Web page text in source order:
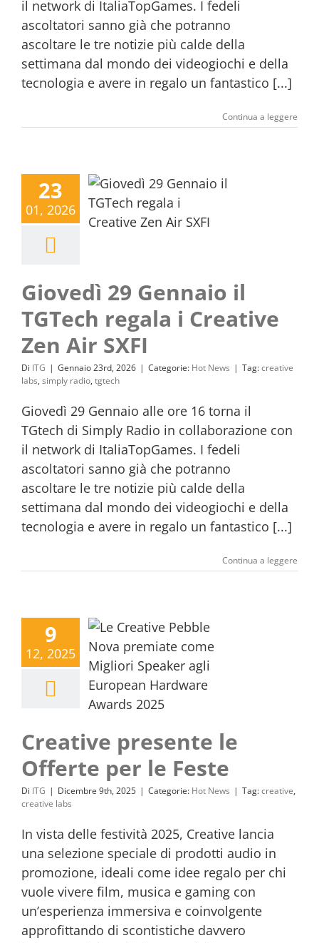
il network di ItaliaTopGames. I fedeli
ascoltatori sanno già che potranno
ascoltare le tre notizie più calde della
settimana dal mondo dei videogiochi e della
tecnologia e avere in regalo un fantastico [...]
Continua a leggere
23
01, 2026
Giovedì 29 Gennaio il
TGTech regala i Creative
Zen Air SXFI
Di ITG | Gennaio 23rd, 2026 | Categorie: Hot News | Tag:creative
labs, simply radio, tgtech
Giovedì 29 Gennaio alle ore 16 torna il
TGtech di Simply Radio in collaborazione con
il network di ItaliaTopGames. I fedeli
ascoltatori sanno già che potranno
ascoltare le tre notizie più calde della
settimana dal mondo dei videogiochi e della
tecnologia e avere in regalo un fantastico [...]
Continua a leggere
9
12, 2025
Creative presente le
Offerte per le Feste
Di ITG | Dicembre 9th, 2025 | Categorie: Hot News | Tag:creative,
creative labs
In vista delle festività 2025, Creative lancia
una selezione speciale di prodotti audio in
promozione, ideali come idee regalo per chi
vuole vivere film, musica e gaming con
un’esperienza immersiva e coinvolgente
approfittando di scontistiche davvero